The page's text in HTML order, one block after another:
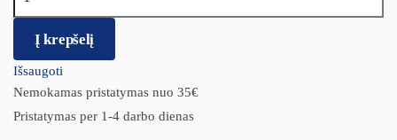
Į krepšelį
Išsaugoti
Nemokamas pristatymas nuo 35€
Pristatymas per 1-4 darbo dienas